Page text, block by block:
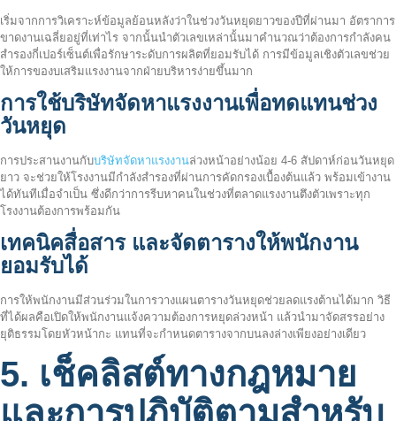
เริ่มจากการวิเคราะห์ข้อมูลย้อนหลังว่าในช่วงวันหยุดยาวของปีที่ผ่านมา อัตราการ
ขาดงานเฉลี่ยอยู่ที่เท่าไร จากนั้นนำตัวเลขเหล่านั้นมาคำนวณว่าต้องการกำลังคน
สำรองกี่เปอร์เซ็นต์เพื่อรักษาระดับการผลิตที่ยอมรับได้ การมีข้อมูลเชิงตัวเลขช่วย
ให้การของบเสริมแรงงานจากฝ่ายบริหารง่ายขึ้นมาก
การใช้บริษัทจัดหาแรงงานเพื่อทดแทนช่วง
วันหยุด
การประสานงานกับบริษัทจัดหาแรงงานล่วงหน้าอย่างน้อย 4-6 สัปดาห์ก่อนวันหยุด
ยาว จะช่วยให้โรงงานมีกำลังสำรองที่ผ่านการคัดกรองเบื้องต้นแล้ว พร้อมเข้างาน
ได้ทันทีเมื่อจำเป็น ซึ่งดีกว่าการรีบหาคนในช่วงที่ตลาดแรงงานตึงตัวเพราะทุก
โรงงานต้องการพร้อมกัน
เทคนิคสื่อสาร และจัดตารางให้พนักงาน
ยอมรับได้
การให้พนักงานมีส่วนร่วมในการวางแผนตารางวันหยุดช่วยลดแรงต้านได้มาก วิธี
ที่ได้ผลคือเปิดให้พนักงานแจ้งความต้องการหยุดล่วงหน้า แล้วนำมาจัดสรรอย่าง
ยุติธรรมโดยหัวหน้ากะ แทนที่จะกำหนดตารางจากบนลงล่างเพียงอย่างเดียว
5. เช็คลิสต์ทางกฎหมาย